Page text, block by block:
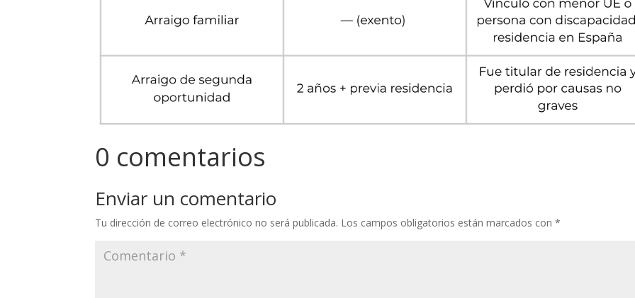
0 comentarios
Enviar un comentario
Tu dirección de correo electrónico no será publicada. Los campos obligatorios están marcados con*